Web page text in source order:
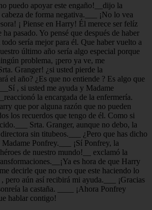
puedo apoyar este engaño!__dijo la
de forma negativa.___ ¡No lo vea
¡ Piense en Harry! Él merece ser felíz
pasado. Yo pensé que después de haber
sería mejor para él. Que haber vuelto a
último año sería algo especial porque
problema, ¡pero ya ve, me
Granger! ¿si usted pierde la
el año? ¿Es que no entiende ? Es algo que
, si usted me ayuda y Madame
la encargada de la enfermería.
que por alguna razón que no pueden
los recuerdos que tengo de él. Como si
Srta. Granger, aunque no debo, la
sin titubeos.___ ¿Pero que has dicho
Ponfrey.___ ¡Sí Ponfrey, la
de nuestro mundo!__ exclamó la
es hora de que Harry
decirle que no creo que este haciendo lo
pero aún así recibirá mi ayuda.___ ¡Gracias
la castaña. ____ ¡Ahora Ponfrey
hablar contigo!